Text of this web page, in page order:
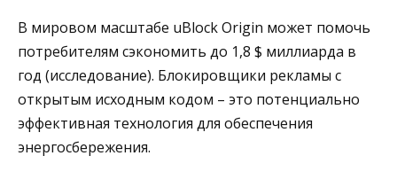
В мировом масштабе uBlock Origin может помочь
потребителям сэкономить до 1,8 $ миллиарда в
год (исследование). Блокировщики рекламы с
открытым исходным кодом – это потенциально
эффективная технология для обеспечения
энергосбережения.